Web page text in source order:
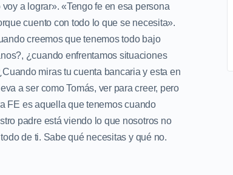
a lograr». «Tengo fe en esa persona
cuento con todo lo que se necesita».
creemos que tenemos todo bajo
¿cuando enfrentamos situaciones
miras tu cuenta bancaria y esta en
a ser como Tomás, ver para creer, pero
FE es aquella que tenemos cuando
padre está viendo lo que nosotros no
de ti. Sabe qué necesitas y qué no.